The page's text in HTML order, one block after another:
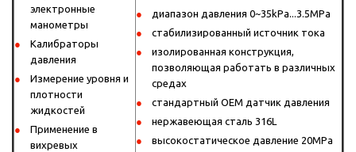
электронные
манометры
Калибраторы
давления
Измерение уровня и
плотности
жидкостей
Применение в
вихревых
диапазон давления 0~35kPa...3.5MPa
стабилизированный источник тока
изолированная конструкция,
позволяющая работать в различных
средах
стандартный OEM датчик давления
нержавеющая сталь 316L
высокостатическое давление 20MPa